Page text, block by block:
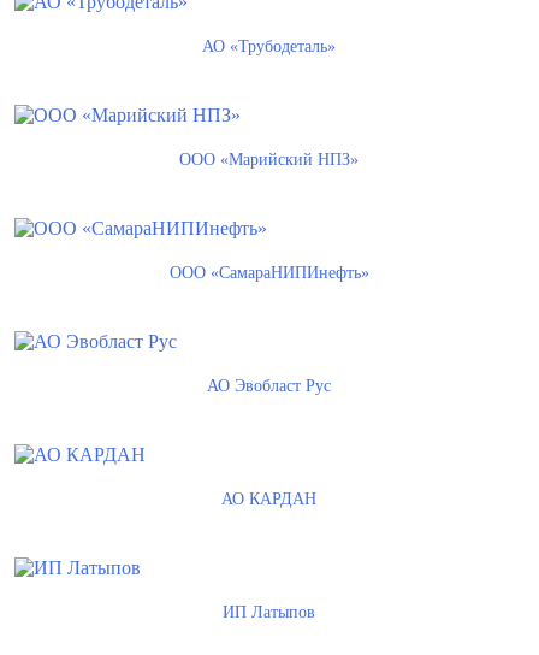
АО «Трубодеталь»
ООО «Марийский НПЗ»
ООО «СамараНИПИнефть»
АО Эвобласт Рус
АО КАРДАН
ИП Латыпов